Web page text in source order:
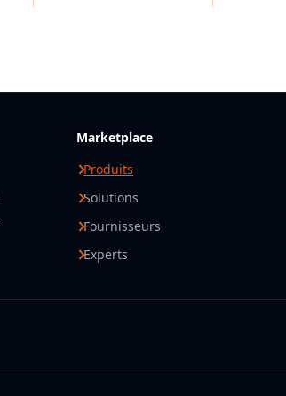
Marketplace
Produits
Solutions
Fournisseurs
Experts